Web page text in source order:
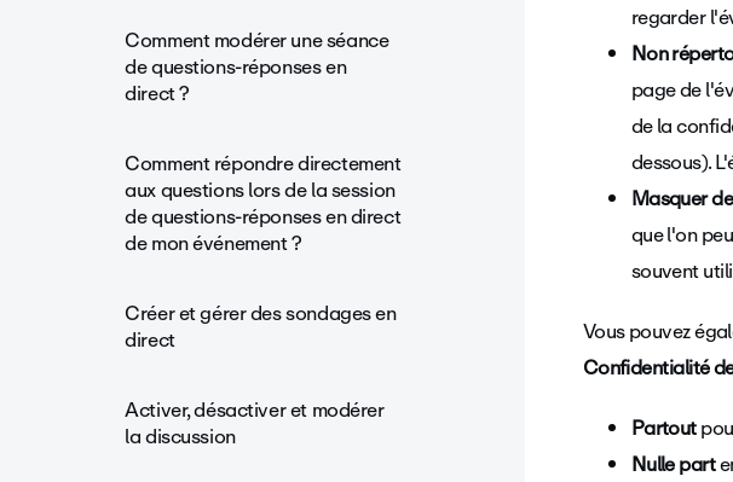
Comment modérer une séance
de questions-réponses en
direct ?
Comment répondre directement
aux questions lors de la session
de questions-réponses en direct
de mon événement ?
Créer et gérer des sondages en
direct
Activer, désactiver et modérer
la discussion
regarder
Non
page de
de la
dessous).
Masquer
que l'on
souvent
Vous pouvez
Confidentialité
Partout
Nulle part